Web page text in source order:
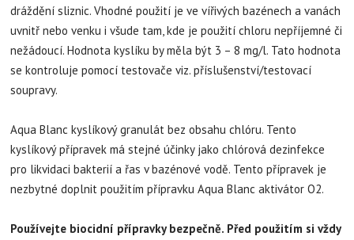
dráždění sliznic. Vhodné použití je ve vířivých bazénech a vanách
uvnitř nebo venku i všude tam, kde je použití chloru nepříjemné či
nežádoucí. Hodnota kyslíku by měla být 3 – 8 mg/l. Tato hodnota
se kontroluje pomocí testovače viz. příslušenství/testovací
soupravy.
Aqua Blanc kyslíkový granulát bez obsahu chlóru. Tento
kyslíkový přípravek má stejné účinky jako chlórová dezinfekce
pro likvidaci bakterií a řas v bazénové vodě. Tento přípravek je
nezbytné doplnit použitím přípravku Aqua Blanc aktivátor O2.
Používejte biocidní přípravky bezpečně. Před použitím si vždy